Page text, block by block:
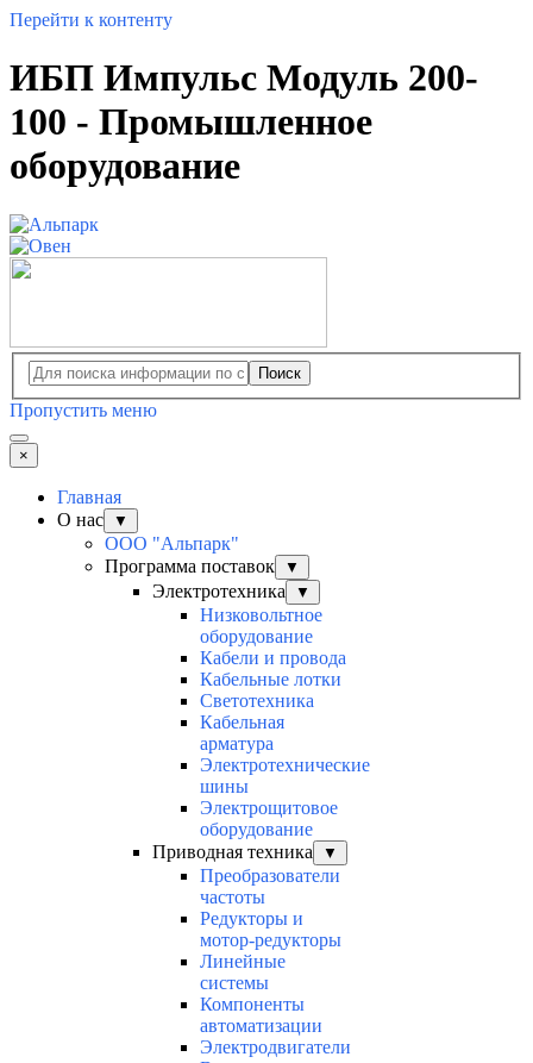
Перейти к контенту
ИБП Импульс Модуль 200-
100 - Промышленное
оборудование
Поиск
Пропустить меню
×
Главная
О нас
▼
ООО "Альпарк"
Программа поставок
▼
Электротехника ▼
Низковольтное
оборудование
Кабели и провода
Кабельные лотки
Светотехника
Кабельная
арматура
Электротехнические
шины
Электрощитовое
оборудование
Приводная техника
▼
Преобразователи
частоты
Редукторы и
мотор-редукторы
Линейные
системы
Компоненты
автоматизации
Электродвигатели